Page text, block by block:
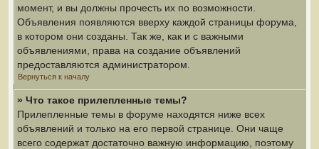
момент, и вы должны прочесть их по возможности.
Объявления появляются вверху каждой страницы форума,
в котором они созданы. Так же, как и с важными
объявлениями, права на создание объявлений
предоставляются администратором.
Вернуться к началу
» Что такое прилепленные темы?
Прилепленные темы в форуме находятся ниже всех
объявлений и только на его первой странице. Они чаще
всего содержат достаточно важную информацию, поэтому